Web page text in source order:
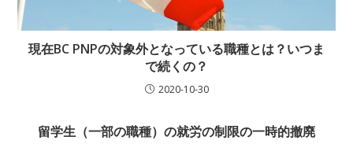
現在BC PNPの対象外となっている職種とは？いつま
で続くの？
2020-10-30
留学生（一部の職種）の就労の制限の一時的撤廃